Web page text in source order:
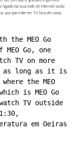
the MEO Go
Go, one
TV on more
as long as it is
the MEO
is MEO Go
TV outside
em Oeiras